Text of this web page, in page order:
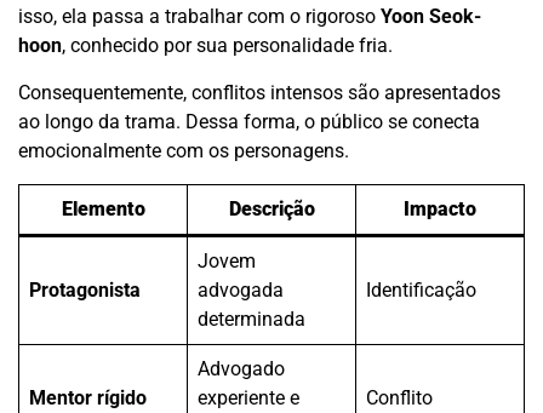
isso, ela passa a trabalhar com o rigoroso Yoon Seok-
hoon, conhecido por sua personalidade fria.
Consequentemente, conflitos intensos são apresentados
ao longo da trama. Dessa forma, o público se conecta
emocionalmente com os personagens.
Elemento Descrição Impacto
Protagonista
Jovem
advogada
determinada
Identificação
Mentor rígido
Advogado
experiente e
Conflito